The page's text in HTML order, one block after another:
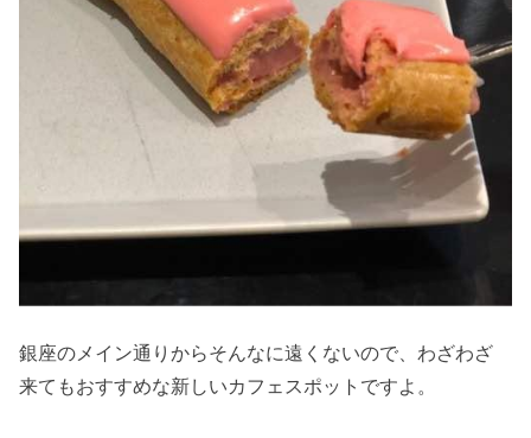
銀座のメイン通りからそんなに遠くないので、わざわざ
来てもおすすめな新しいカフェスポットですよ。